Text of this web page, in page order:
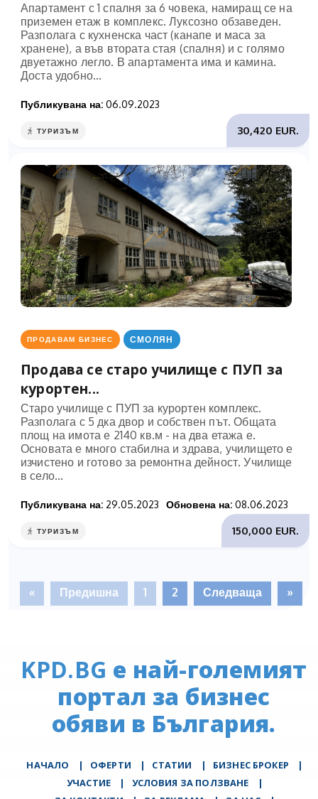
Апартамент с 1 спалня за 6 човека, намиращ се на
приземен етаж в комплекс. Луксозно обзаведен.
Разполага с кухненска част (канапе и маса за
хранене), а във втората стая (спалня) и с голямо
двуетажно легло. В апартамента има и камина.
Доста удобно...
Публикувана на: 06.09.2023
30,420 EUR.
ТУРИЗЪМ
ПРОДАВАМ БИЗНЕС СМОЛЯН
Продава се старо училище с ПУП за
курортен...
Старо училище с ПУП за курортен комплекс.
Разполага с 5 дка двор и собствен път. Общата
площ на имота е 2140 кв.м - на два етажа е.
Основата е много стабилна и здрава, училището е
изчистено и готово за ремонтна дейност. Училище
в село...
Публикувана на: 29.05.2023 Обновена на: 08.06.2023
150,000 EUR.
ТУРИЗЪМ
« Предишна 1 2 Следваща »
KPD.BG е най-големият
портал за бизнес
обяви в България.
НАЧАЛО | ОФЕРТИ | СТАТИИ | БИЗНЕС БРОКЕР
|
УЧАСТИЕ
| УСЛОВИЯ ЗА ПОЛЗВАНЕ
|